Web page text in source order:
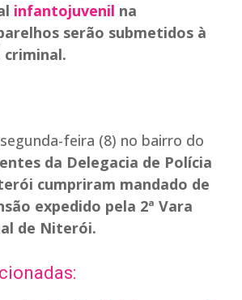
infantojuvenil na
serão submetidos à
criminal.
feira (8) no bairro do
da Delegacia de Polícia
cumpriram mandado de
expedido pela 2ª Vara
de Niterói.